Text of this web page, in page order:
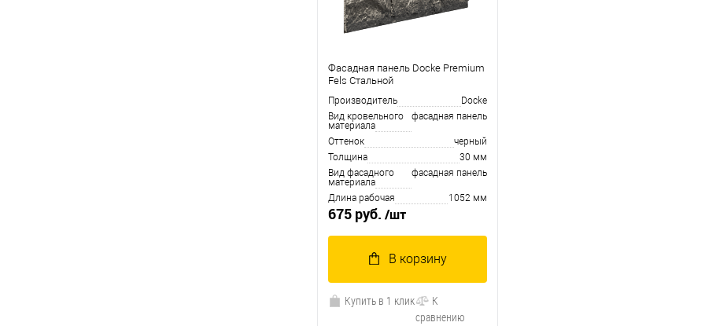
Фасадная панель Docke Premium
Fels Стальной
Производитель
Docke
Вид кровельного
материала
фасадная панель
Оттенок
черный
Толщина
30 мм
Вид фасадного
материала
фасадная панель
Длина рабочая 1052 мм
675 руб. /шт
В корзину
Купить в 1 клик
К
сравнению